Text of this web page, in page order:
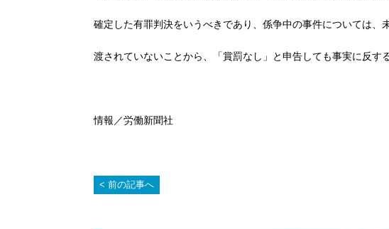
確定した有罪判決をいうべきであり、係争中の事件については、
渡されていないことから、「賞罰なし」と申告しても事実に反す
情報／労働新聞社
前の記事へ